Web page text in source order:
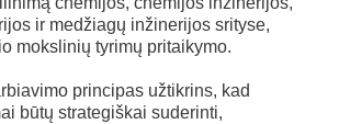
ir medžiagų inžinerijos srityse,
mokslinių tyrimų pritaikymo.
principas užtikrins, kad
būtų strategiškai suderinti,